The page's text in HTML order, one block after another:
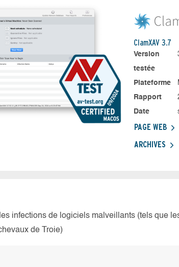
ClamXAV 3.7
Version
testée
Plateforme
Rapport
Date
PAGE WEB
ARCHIVES
infections de logiciels malveillants (tels que
de Troie)